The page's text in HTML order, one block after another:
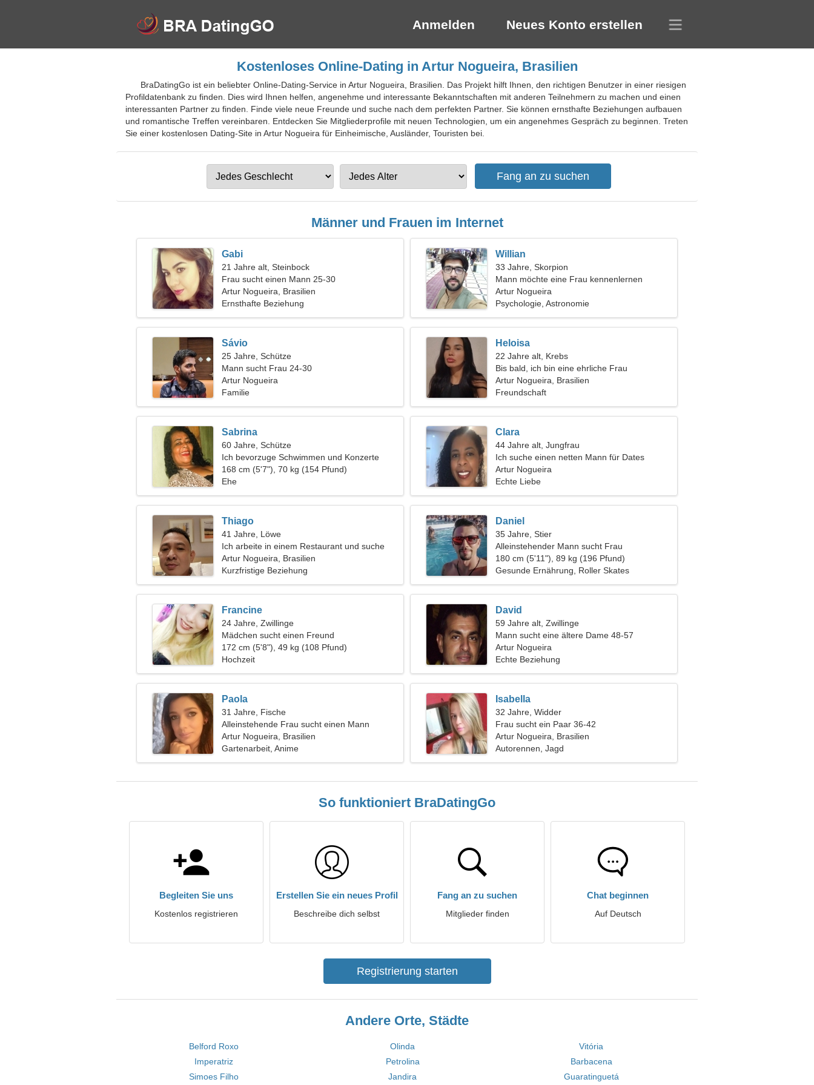
Anmelden Neues Konto erstellen
Kostenloses Online-Dating in Artur Nogueira, Brasilien
BraDatingGo ist ein beliebter Online-Dating-Service in Artur Nogueira, Brasilien. Das Projekt hilft Ihnen, den richtigen Benutzer in einer riesigen
Profildatenbank zu finden. Dies wird Ihnen helfen, angenehme und interessante Bekanntschaften mit anderen Teilnehmern zu machen und einen
interessanten Partner zu finden. Finde viele neue Freunde und suche nach dem perfekten Partner. Sie können ernsthafte Beziehungen aufbauen
und romantische Treffen vereinbaren. Entdecken Sie Mitgliederprofile mit neuen Technologien, um ein angenehmes Gespräch zu beginnen. Treten
Sie einer kostenlosen Dating-Site in Artur Nogueira für Einheimische, Ausländer, Touristen bei.
Männer und Frauen im Internet
Gabi
21 Jahre alt, Steinbock
Frau sucht einen Mann 25-30
Artur Nogueira, Brasilien
Ernsthafte Beziehung
Willian
33 Jahre, Skorpion
Mann möchte eine Frau kennenlernen
Artur Nogueira
Psychologie, Astronomie
Sávio
25 Jahre, Schütze
Mann sucht Frau 24-30
Artur Nogueira
Familie
Heloisa
22 Jahre alt, Krebs
Bis bald, ich bin eine ehrliche Frau
Artur Nogueira, Brasilien
Freundschaft
Sabrina
60 Jahre, Schütze
Ich bevorzuge Schwimmen und Konzerte
168 cm (5'7"), 70 kg (154 Pfund)
Ehe
Clara
44 Jahre alt, Jungfrau
Ich suche einen netten Mann für Dates
Artur Nogueira
Echte Liebe
Thiago
41 Jahre, Löwe
Ich arbeite in einem Restaurant und suche
eine leidenschaftliche Frau
Artur Nogueira, Brasilien
Kurzfristige Beziehung
Daniel
35 Jahre, Stier
Alleinstehender Mann sucht Frau
180 cm (5'11"), 89 kg (196 Pfund)
Gesunde Ernährung, Roller Skates
Francine
24 Jahre, Zwillinge
Mädchen sucht einen Freund
172 cm (5'8"), 49 kg (108 Pfund)
Hochzeit
David
59 Jahre alt, Zwillinge
Mann sucht eine ältere Dame 48-57
Artur Nogueira
Echte Beziehung
Paola
31 Jahre, Fische
Alleinstehende Frau sucht einen Mann
Artur Nogueira, Brasilien
Gartenarbeit, Anime
Isabella
32 Jahre, Widder
Frau sucht ein Paar 36-42
Artur Nogueira, Brasilien
Autorennen, Jagd
So funktioniert BraDatingGo
Begleiten Sie uns
Kostenlos registrieren
Erstellen Sie ein neues Profil
Beschreibe dich selbst
Fang an zu suchen
Mitglieder finden
Chat beginnen
Auf Deutsch
Registrierung starten
Andere Orte, Städte
Belford Roxo Olinda
Vitória
Imperatriz
Petrolina
Barbacena
Simoes Filho
Jandira Guaratinguetá